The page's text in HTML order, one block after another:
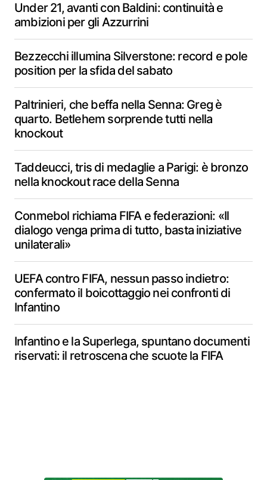
Under 21, avanti con Baldini: continuità e
ambizioni per gli Azzurrini
Bezzecchi illumina Silverstone: record e pole
position per la sfida del sabato
Paltrinieri, che beffa nella Senna: Greg è
quarto. Betlehem sorprende tutti nella
knockout
Taddeucci, tris di medaglie a Parigi: è bronzo
nella knockout race della Senna
Conmebol richiama FIFA e federazioni: «Il
dialogo venga prima di tutto, basta iniziative
unilaterali»
UEFA contro FIFA, nessun passo indietro:
confermato il boicottaggio nei confronti di
Infantino
Infantino e la Superlega, spuntano documenti
riservati: il retroscena che scuote la FIFA